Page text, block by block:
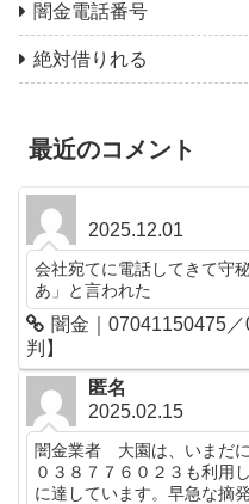
闇金電話番号
絶対借りれる
最近のコメント
2025.12.01
会社宛てに電話してきて守
あ」と言われた
闇金｜07041150475
判】
匿名
2025.02.15
闇金業者 大園は、いまだ
０３８７７６０２３も利用
に達しています。早急な摘